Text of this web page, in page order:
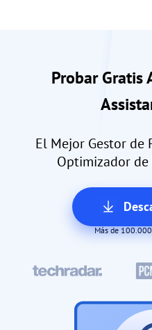
Probar Gratis
El Mejor Gestor de
Optimizador de
Más de